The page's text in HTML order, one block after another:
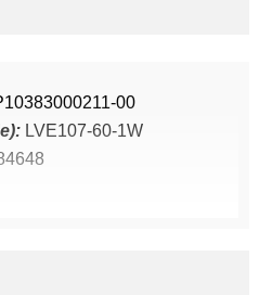
00
LVE107-60-1W